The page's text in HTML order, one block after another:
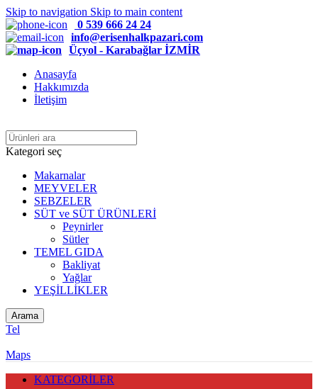
Skip to navigation Skip to main content
0 539 666 24 24
info@erisenhalkpazari.com
Üçyol - Karabağlar İZMİR
Anasayfa
Hakkımızda
İletişim
Kategori seç
Makarnalar
MEYVELER
SEBZELER
SÜT ve SÜT ÜRÜNLERİ
Peynirler
Sütler
TEMEL GIDA
Bakliyat
Yağlar
YEŞİLLİKLER
Arama
Tel
Maps
KATEGORİLER